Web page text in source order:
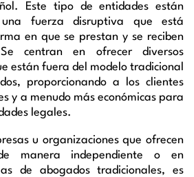
Este tipo de entidades están
una fuerza disruptiva que está
en que se prestan y se reciben
centran en ofrecer diversos
están fuera del modelo tradicional
proporcionando a los clientes
y a menudo más económicas para
legales.
u organizaciones que ofrecen
manera independiente o en
de abogados tradicionales, es